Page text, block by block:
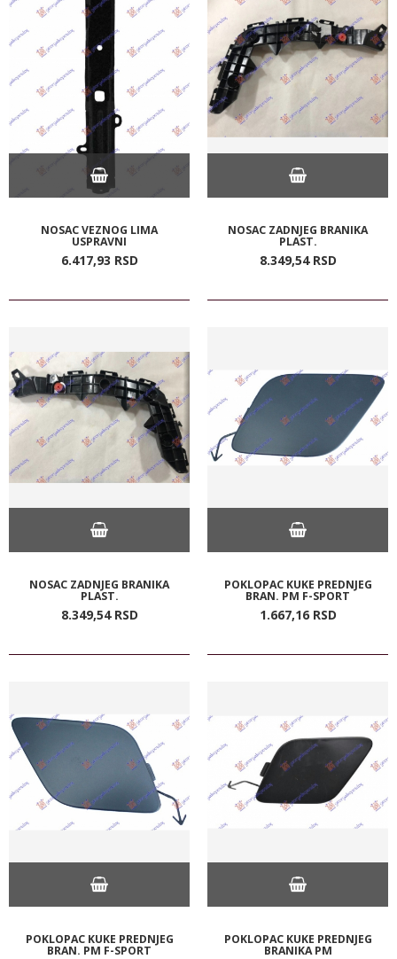
NOSAC VEZNOG LIMA
USPRAVNI
6.417,93 RSD
NOSAC ZADNJEG BRANIKA
PLAST.
8.349,54 RSD
NOSAC ZADNJEG BRANIKA
PLAST.
8.349,54 RSD
POKLOPAC KUKE PREDNJEG
BRAN. PM F-SPORT
1.667,16 RSD
POKLOPAC KUKE PREDNJEG
BRAN. PM F-SPORT
POKLOPAC KUKE PREDNJEG
BRANIKA PM